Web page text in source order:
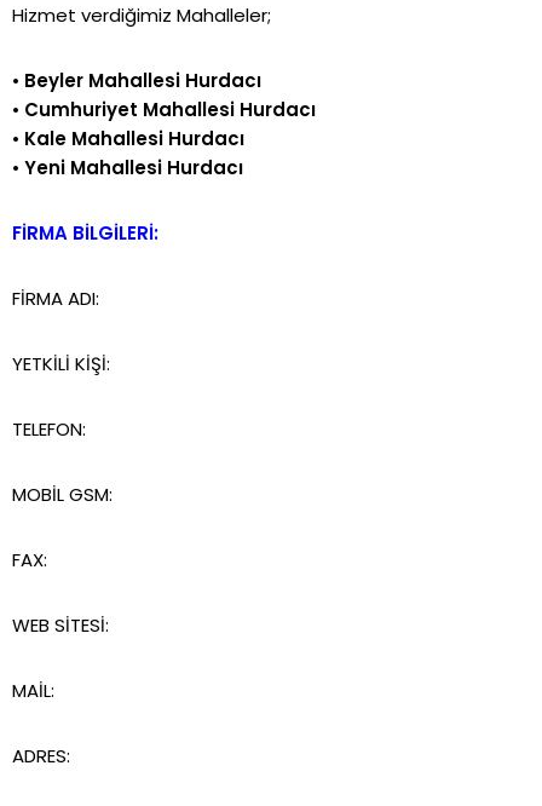
Hizmet verdiğimiz Mahalleler;
• Beyler Mahallesi Hurdacı
• Cumhuriyet Mahallesi Hurdacı
• Kale Mahallesi Hurdacı
• Yeni Mahallesi Hurdacı
FİRMA BİLGİLERİ:
FİRMA ADI:
YETKİLİ KİŞİ:
TELEFON:
MOBİL GSM:
FAX:
WEB SİTESİ:
MAİL:
ADRES: